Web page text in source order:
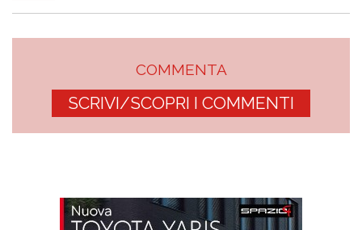
COMMENTA
SCRIVI/SCOPRI I COMMENTI